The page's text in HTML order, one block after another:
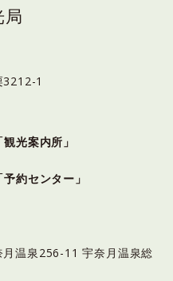
局
1
光案内所」
約センター」
温泉256-11 宇奈月温泉総